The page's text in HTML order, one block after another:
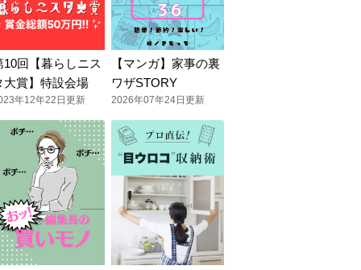
10回【暮らしニス
大賞】特設会場
年12年22日更新
【マンガ】家事の裏
ワザSTORY
2026年07年24日更新